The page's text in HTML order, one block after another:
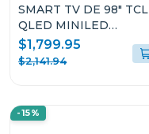
SMART TV DE 98" TCL
QLED MINILED
GOOGLE TV 98C6
$1,799.95
$2,141.94
-15%